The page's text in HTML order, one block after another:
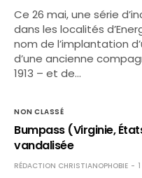
Ce 26 mai, une série
dans les localités
nom de l’implantation
d’une ancienne
1913 – et de…
NON CLASSÉ
Bumpass (Virginie,
vandalisée
RÉDACTION CHRISTIANOPHOBIE